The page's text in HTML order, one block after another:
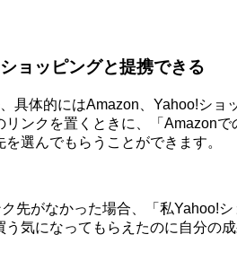
ョッピングと提携できる
具体的にはAmazon、Yahoo!シ
ンクを置くときに、「Amazon
選んでもらうことができます。
先がなかった場合、「私Yahoo!
気になってもらえたのに自分の